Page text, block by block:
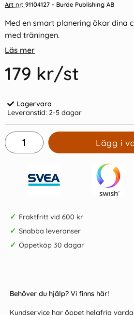
Art nr: 91104127 - Burde Publishing AB
Med en smart planering ökar dina
med träningen.
Läs mer
179 kr/st
Lagervara
Leveranstid: 2-5 dagar
Lägg i
✓ Fraktfritt vid 600 kr
✓ Snabba leveranser
✓ Öppetköp 30 dagar
Behöver du hjälp? Vi finns här!
Kundservice har öppet helgfria